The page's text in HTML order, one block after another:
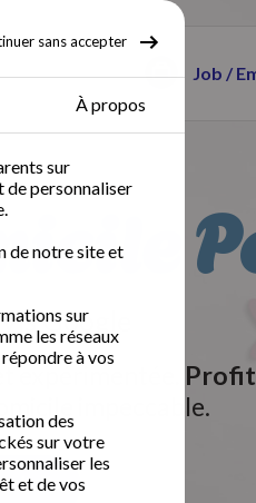
Job /
sans accepter
À propos
sur
de personnaliser
de notre site et
sur
les réseaux
à vos
des
sur votre
les
et de vos
Google
expérimentée.
impeccable.